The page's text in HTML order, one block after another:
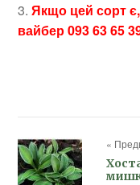
3. Якщо цей сорт є,
вайбер 093 63 65
«